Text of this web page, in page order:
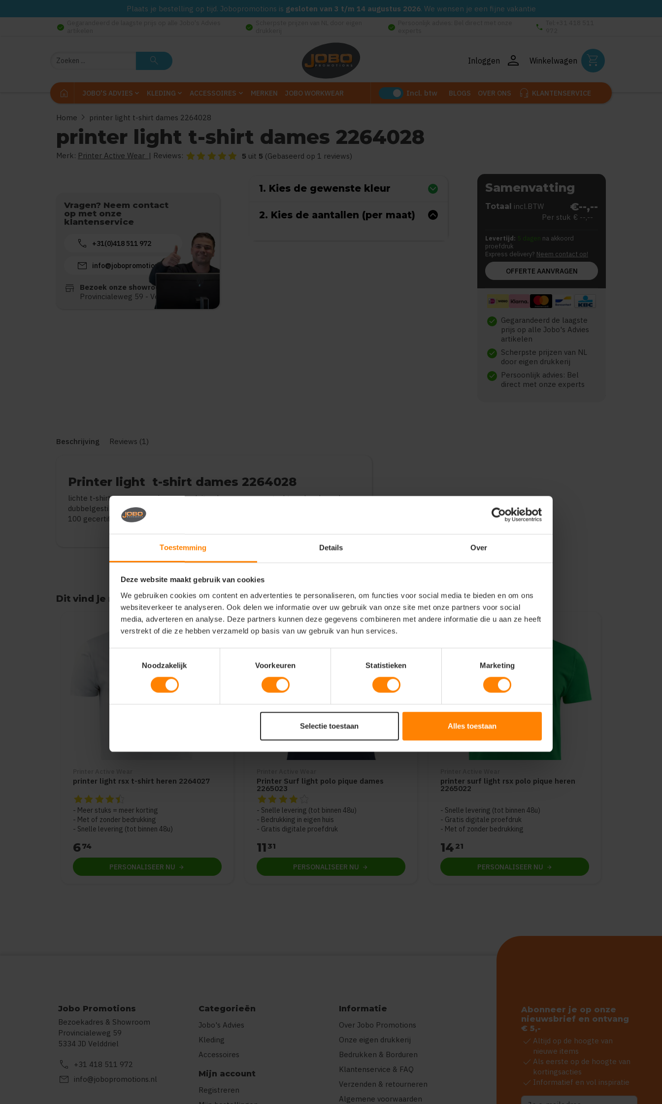
Toestemming Details Over
Deze website maakt gebruik van cookies
We gebruiken cookies om content en advertenties te personaliseren, om functies voor social media te bieden en om ons
websiteverkeer te analyseren. Ook delen we informatie over uw gebruik van onze site met onze partners voor social
media, adverteren en analyse. Deze partners kunnen deze gegevens combineren met andere informatie die u aan ze heeft
verstrekt of die ze hebben verzameld op basis van uw gebruik van hun services.
Noodzakelijk
Voorkeuren Statistieken Marketing
Selectie toestaan Alles toestaan
Plaats je bestelling op tijd. Jobopromotions is gesloten van 3 t/m 14 augustus 2026. We wensen je een fijne vakantie
check_circle check_circle check_circle phone
Zoeken search Inloggen person Winkelwagen shopping_cart
home JOBO'S ADVIES KLEDING ACCESSOIRES MERKEN JOBO WORKWEAR Incl. btw BLOGS OVER ONS headset_mic KLANTENSERVICE
Home chevron_right printer light t-shirt dames 2264028
printer light t-shirt dames 2264028
Merk: Printer Active Wear | Reviews: De beoordeling van dit product is5 van de 5
5 uit 5 (Gebaseerd op 1 reviews)
Vragen? Neem contact
op met onze
klantenservice
call +31(0)418 511 972
mail info@jobopromotions.nl
store
Bezoek onze showroom:
Provincialeweg 59 - Velddriel
1. Kies de gewenste kleur
2. Kies de aantallen (per maat)
Samenvatting
Totaal incl.BTW €--,--
Per stuk € --,--
Levertijd: 5 dagen na akkoord
proefdruk
Express delivery? Neem contact op!
OFFERTE AANVRAGEN
check Gegarandeerd de laagste
prijs op alle Jobo's Advies
artikelen
check Scherpste prijzen van NL
door eigen drukkerij
check
Persoonlijk advies: Bel
direct met onze experts
Beschrijving Reviews (1)
Printer light t-shirt dames 2264028
lichte t-shirt met een moderne, aansluitende pasvorm, versterkte schoudernaden en
dubbelgestikte halsopening. elastaan in tweelagige ribboord aan de hals. oeko-tex
100 gecertificeerd.
Dit vind je misschien ook leuk
Items van productcarrousel
printer light rsx t-shirt heren 2264027
De beoordeling van dit product is
Meer stuks = meer korting
Met of zonder bedrukking
Snelle levering (tot binnen 48u)
674
PERSONALISEER NU
Printer Surf light polo pique dames
2265023
De beoordeling van dit product is
Snelle levering (tot binnen 48u)
Bedrukking in eigen huis
Gratis digitale proefdruk
11 31
PERSONALISEER NU
printer surf light rsx polo pique heren
2265022
Snelle levering (tot binnen 48u)
Gratis digitale proefdruk
Met of zonder bedrukking
14 21
PERSONALISEER NU
Jobo Promotions
Bezoekadres & Showroom
Provincialeweg 59
5334 JD Velddriel
call +31 418 511 972
mail info@jobopromotions.nl
Categorieën
Jobo's Advies
Kleding
Accessoires
Mijn account
Registreren
Informatie
Over Jobo Promotions
Onze eigen drukkerij
Bedrukken & Borduren
Klantenservice & FAQ
Verzenden & retourneren
Algemene voorwaarden
Abonneer je op onze
nieuwsbrief en ontvang
€ 5,-
check Altijd op de hoogte van
nieuwe items
check Als eerste op de hoogte van
kortingsacties
check Informatief en vol inspiratie